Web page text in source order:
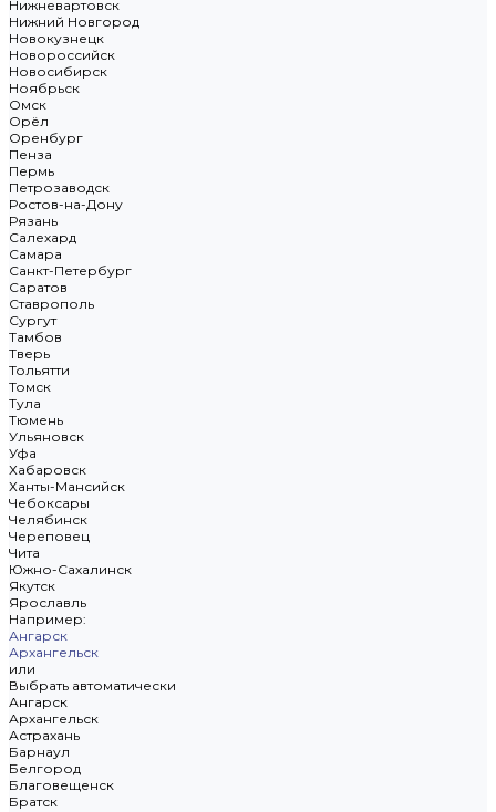
Нижневартовск
Нижний Новгород
Новокузнецк
Новороссийск
Новосибирск
Ноябрьск
Омск
Орёл
Оренбург
Пенза
Пермь
Петрозаводск
Ростов-на-Дону
Рязань
Салехард
Самара
Санкт-Петербург
Саратов
Ставрополь
Сургут
Тамбов
Тверь
Тольятти
Томск
Тула
Тюмень
Ульяновск
Уфа
Хабаровск
Ханты-Мансийск
Чебоксары
Челябинск
Череповец
Чита
Южно-Сахалинск
Якутск
Ярославль
Например:
Ангарск
Архангельск
или
Выбрать автоматически
Ангарск
Архангельск
Астрахань
Барнаул
Белгород
Благовещенск
Братск